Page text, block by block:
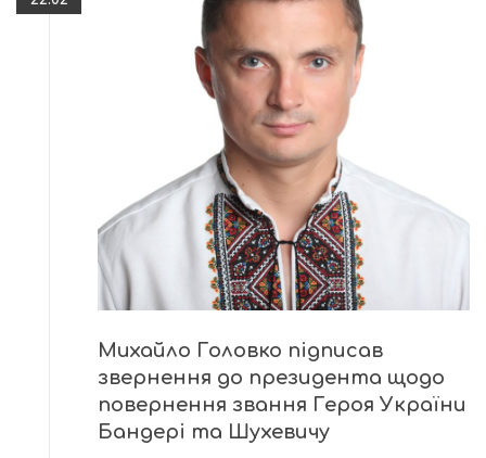
Михайло Головко підписав
звернення до президента щодо
повернення звання Героя України
Бандері та Шухевичу